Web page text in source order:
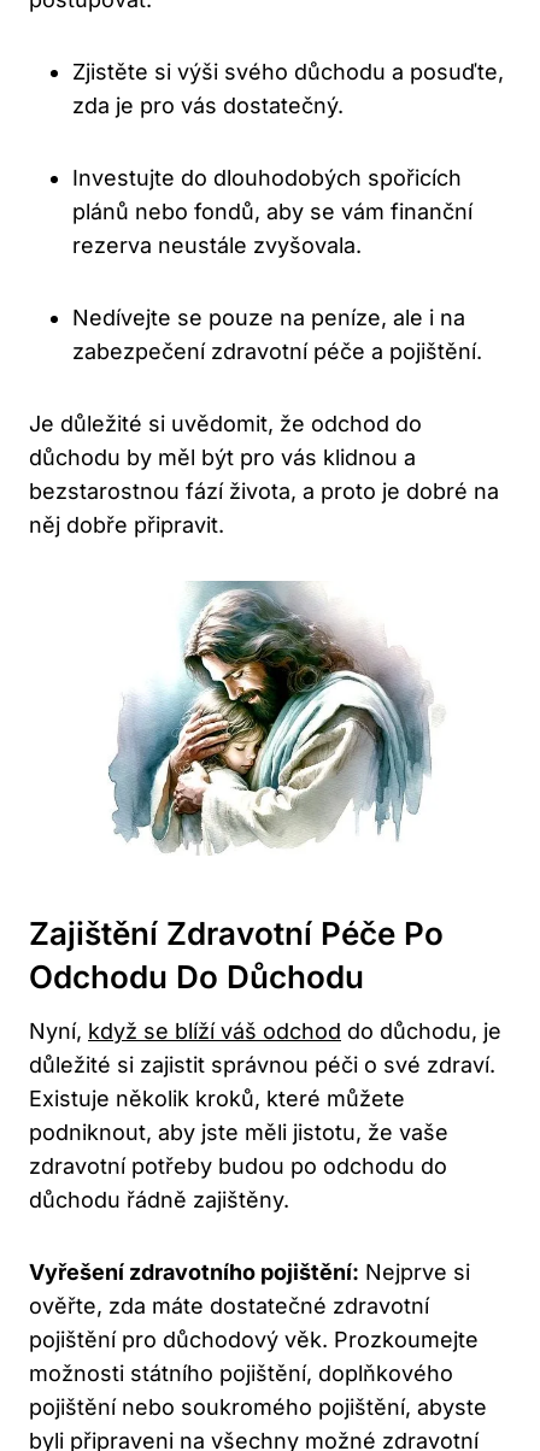
Zjistěte si výši svého důchodu a posuďte,
zda je pro vás dostatečný.
Investujte do dlouhodobých spořicích
plánů nebo fondů, aby se vám finanční
rezerva neustále zvyšovala.
Nedívejte se pouze na peníze, ale i na
zabezpečení zdravotní péče a pojištění.
Je důležité si uvědomit, že odchod do
důchodu by měl být pro vás klidnou a
bezstarostnou fází života, a proto je dobré na
něj dobře připravit.
Zajištění Zdravotní Péče Po
Odchodu Do Důchodu
Nyní, když se blíží váš odchod do důchodu, je
důležité si zajistit správnou péči o své zdraví.
Existuje několik kroků, které můžete
podniknout, aby jste měli jistotu, že vaše
zdravotní potřeby budou po odchodu do
důchodu řádně zajištěny.
Vyřešení zdravotního pojištění: Nejprve si
ověřte, zda máte dostatečné zdravotní
pojištění pro důchodový věk. Prozkoumejte
možnosti státního pojištění, doplňkového
pojištění nebo soukromého pojištění, abyste
byli připraveni na všechny možné zdravotní